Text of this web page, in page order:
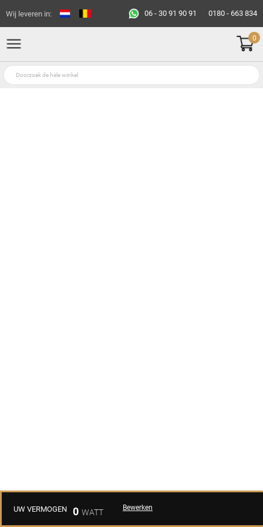
Wij leveren in: 06 - 30 91 90 91 0180 - 663 834
0
UW VERMOGEN 0 Bewerken